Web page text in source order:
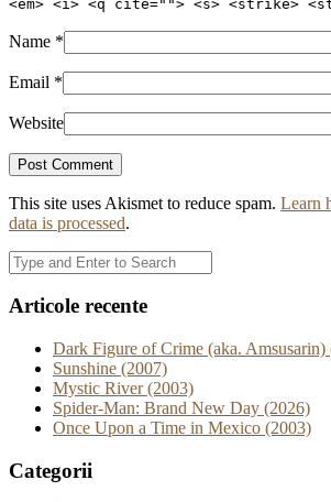
<em> <i> <q cite=""> <s> <strike>
Name *
Email *
Website
This site uses Akismet to reduce spam. Learn
data is processed.
Articole recente
Dark Figure of Crime (aka. Amsusarin)
Sunshine (2007)
Mystic River (2003)
Spider-Man: Brand New Day (2026)
Once Upon a Time in Mexico (2003)
Categorii